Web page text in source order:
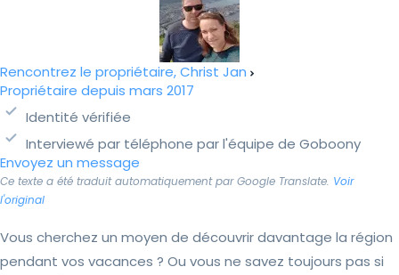
Rencontrez le propriétaire, Christ Jan
Propriétaire depuis mars 2017
Identité vérifiée
Interviewé par téléphone par l'équipe de Goboony
Envoyez un message
Ce texte a été traduit automatiquement par Google Translate. Voir
l'original
Vous cherchez un moyen de découvrir davantage la région
pendant vos vacances ? Ou vous ne savez toujours pas si